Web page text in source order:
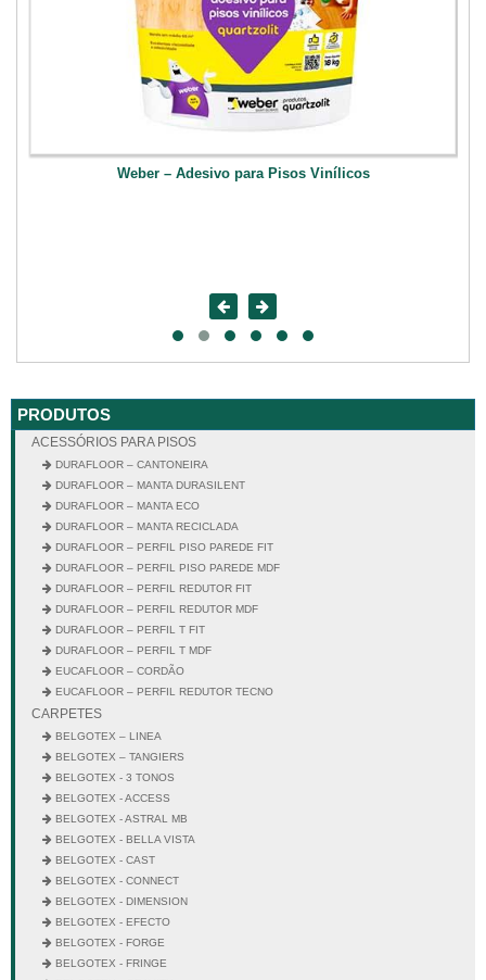
Weber – Adesivo para Pisos Vinílicos
PRODUTOS
ACESSÓRIOS PARA PISOS
DURAFLOOR – CANTONEIRA
DURAFLOOR – MANTA DURASILENT
DURAFLOOR – MANTA ECO
DURAFLOOR – MANTA RECICLADA
DURAFLOOR – PERFIL PISO PAREDE FIT
DURAFLOOR – PERFIL PISO PAREDE MDF
DURAFLOOR – PERFIL REDUTOR FIT
DURAFLOOR – PERFIL REDUTOR MDF
DURAFLOOR – PERFIL T FIT
DURAFLOOR – PERFIL T MDF
EUCAFLOOR – CORDÃO
EUCAFLOOR – PERFIL REDUTOR TECNO
CARPETES
BELGOTEX – LINEA
BELGOTEX – TANGIERS
BELGOTEX - 3 TONOS
BELGOTEX - ACCESS
BELGOTEX - ASTRAL MB
BELGOTEX - BELLA VISTA
BELGOTEX - CAST
BELGOTEX - CONNECT
BELGOTEX - DIMENSION
BELGOTEX - EFECTO
BELGOTEX - FORGE
BELGOTEX - FRINGE